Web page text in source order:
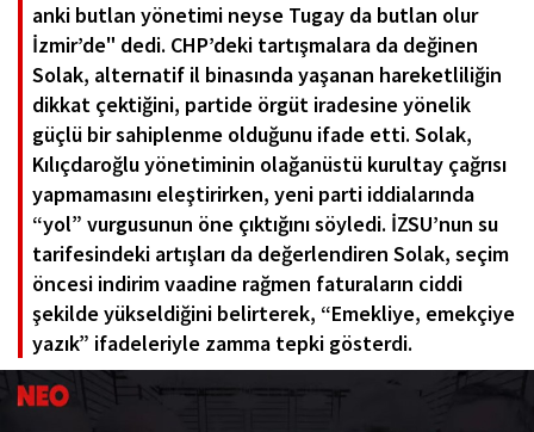
anki butlan yönetimi neyse Tugay da butlan olur
İzmir’de" dedi. CHP’deki tartışmalara da değinen
Solak, alternatif il binasında yaşanan hareketliliğin
dikkat çektiğini, partide örgüt iradesine yönelik
güçlü bir sahiplenme olduğunu ifade etti. Solak,
Kılıçdaroğlu yönetiminin olağanüstü kurultay çağrısı
yapmamasını eleştirirken, yeni parti iddialarında
“yol” vurgusunun öne çıktığını söyledi. İZSU’nun su
tarifesindeki artışları da değerlendiren Solak, seçim
öncesi indirim vaadine rağmen faturaların ciddi
şekilde yükseldiğini belirterek, “Emekliye, emekçiye
yazık” ifadeleriyle zamma tepki gösterdi.